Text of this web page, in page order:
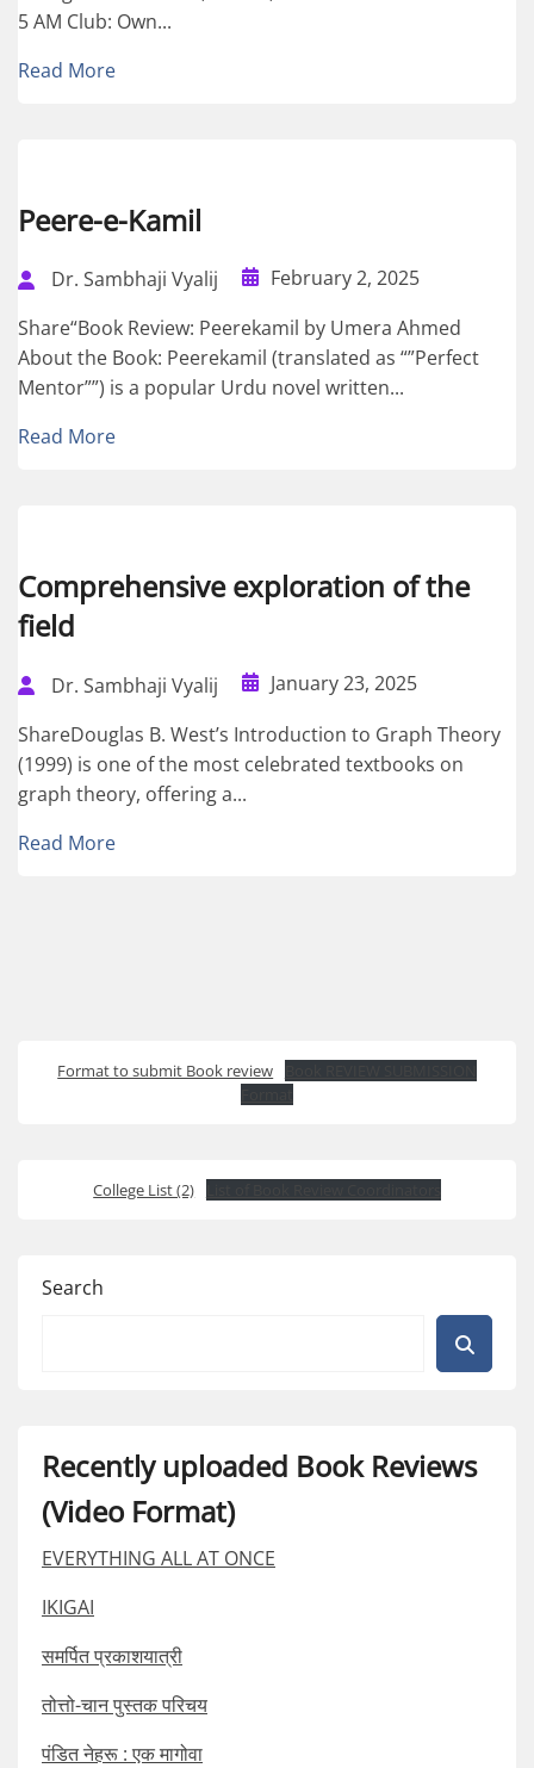
5 AM Club: Own...
Read More
Peere-e-Kamil
Dr. Sambhaji Vyalij
February 2, 2025
Share“Book Review: Peerekamil by Umera Ahmed
About the Book: Peerekamil (translated as “”Perfect
Mentor””) is a popular Urdu novel written...
Read More
Comprehensive exploration of the
field
Dr. Sambhaji Vyalij
January 23, 2025
ShareDouglas B. West’s Introduction to Graph Theory
(1999) is one of the most celebrated textbooks on
graph theory, offering a...
Read More
Format to submit Book review
College List (2)
Search
Recently uploaded Book Reviews
(Video Format)
EVERYTHING ALL AT ONCE
IKIGAI
समर्पित प्रकाशयात्री
तोत्तो-चान पुस्तक परिचय
पंडित नेहरू : एक मागोवा